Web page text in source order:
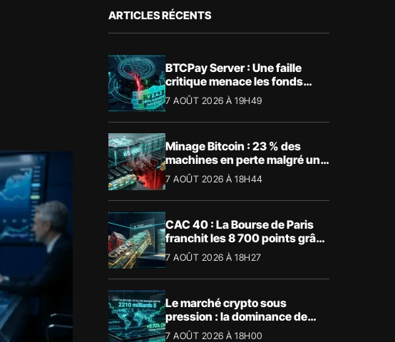
ARTICLES RÉCENTS
BTCPay Server : Une faille
critique menace les fonds
Bitcoin
7 AOÛT 2026 À 19H49
Minage Bitcoin : 23 % des
machines en perte malgré un
BTC à 65 000 $
7 AOÛT 2026 À 18H44
CAC 40 : La Bourse de Paris
franchit les 8 700 points grâce
à la tech
7 AOÛT 2026 À 18H27
Le marché crypto sous
pression : la dominance de
Bitcoin aspire la liquidité
7 AOÛT 2026 À 18H00